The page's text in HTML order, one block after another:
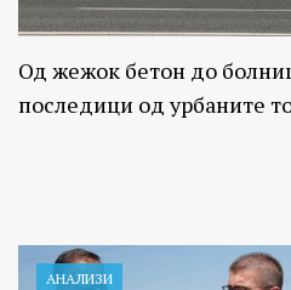
Од жежок бетон до
последици од урбаните
АНАЛИЗИ